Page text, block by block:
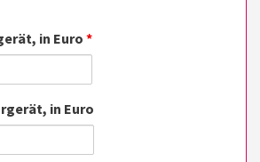
in Euro *
in Euro